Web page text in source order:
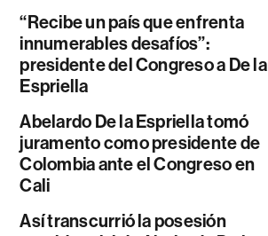
“Recibe un país que enfrenta
innumerables desafíos”:
presidente del Congreso a De la
Espriella
Abelardo De la Espriella tomó
juramento como presidente de
Colombia ante el Congreso en
Cali
Así transcurrió la posesión